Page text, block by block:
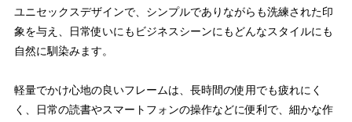
ユニセックスデザインで、シンプルでありながらも洗練された印
象を与え、日常使いにもビジネスシーンにもどんなスタイルにも
自然に馴染みます。
軽量でかけ心地の良いフレームは、長時間の使用でも疲れにく
く、日常の読書やスマートフォンの操作などに便利で、細かな作